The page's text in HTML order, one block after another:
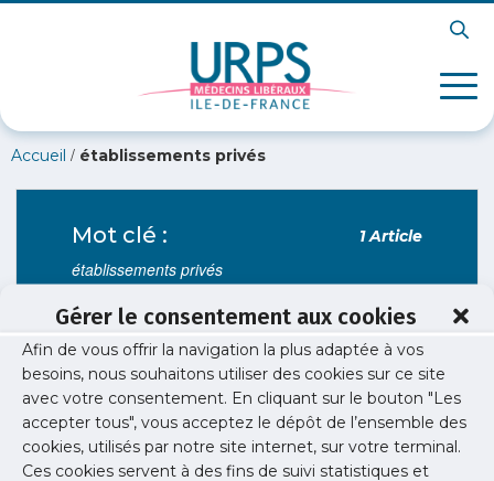
Gérer le consentement aux cookies
Afin de vous offrir la navigation la plus adaptée à vos
besoins, nous souhaitons utiliser des cookies sur ce site
avec votre consentement. En cliquant sur le bouton "Les
accepter tous", vous acceptez le dépôt de l’ensemble des
cookies, utilisés par notre site internet, sur votre terminal.
Ces cookies servent à des fins de suivi statistiques et
Accueil / établissements privés
Mot clé : 1 Article
établissements privés
Veille / Risques sanitaires
Coronavirus – 26 mai
L'URPS obtient le paiement des activités Covid
pour les médecins en établissements privés.